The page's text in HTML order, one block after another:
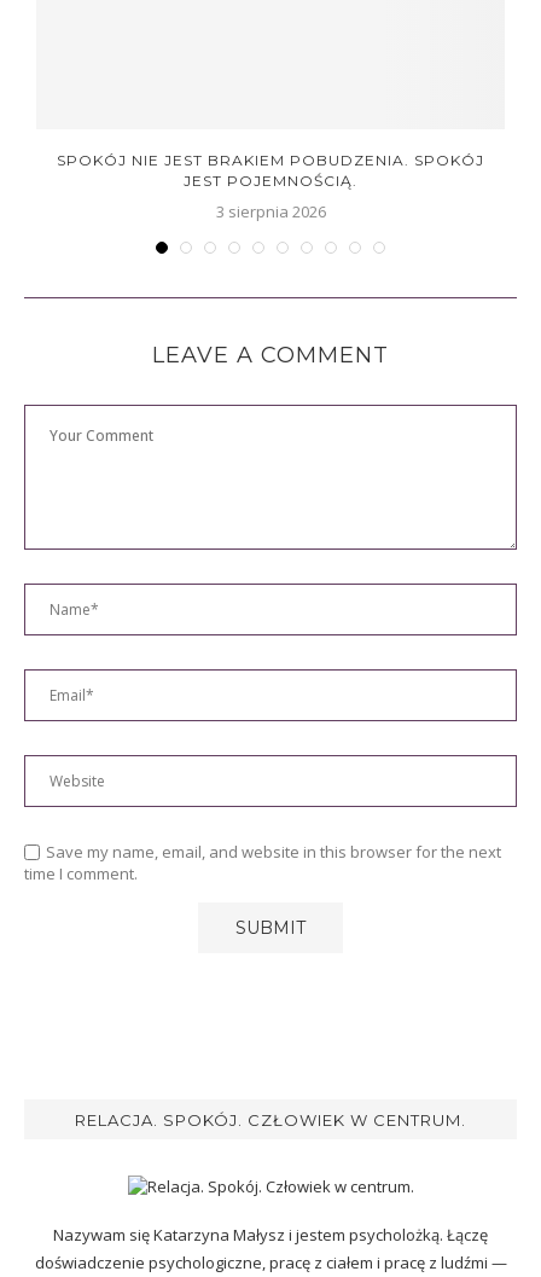
SPOKÓJ NIE JEST BRAKIEM POBUDZENIA. SPOKÓJ
JEST POJEMNOŚCIĄ.
3 sierpnia 2026
LEAVE A COMMENT
Save my name, email, and website in this browser for the next
time I comment.
RELACJA. SPOKÓJ. CZŁOWIEK W CENTRUM.
Nazywam się Katarzyna Małysz i jestem psycholożką. Łączę
doświadczenie psychologiczne, pracę z ciałem i pracę z ludźmi —